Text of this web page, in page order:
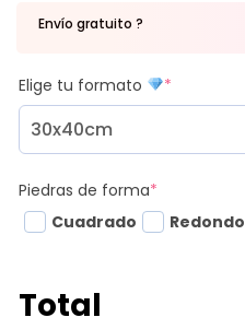
Envío gratuito ?
Elige tu formato *
Piedras de forma*
Cuadrado
Redondo
Total